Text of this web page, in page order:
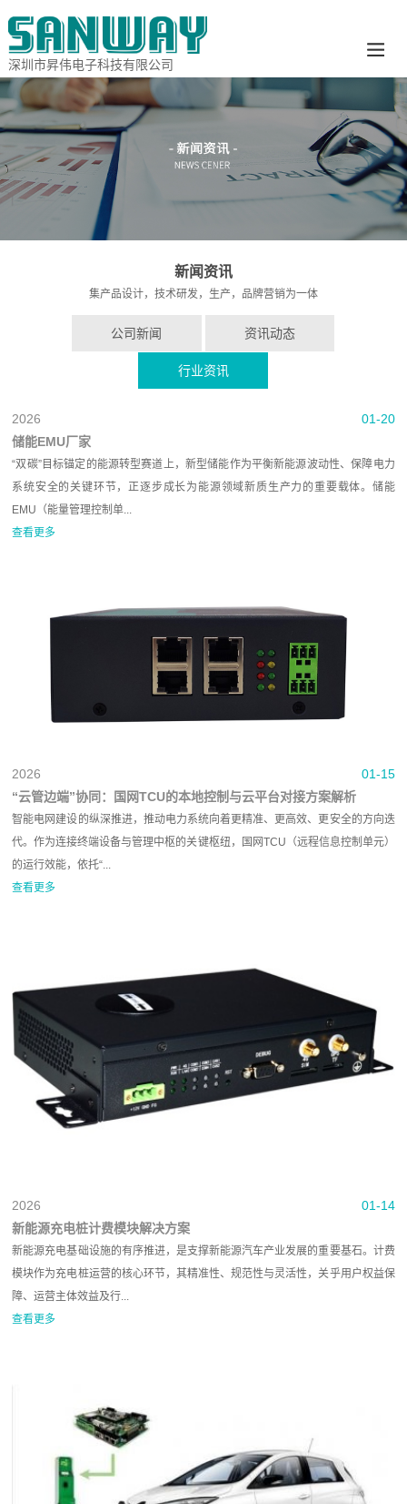
深圳市昇伟电子科技有限公司
新闻资讯
集产品设计，技术研发，生产，品牌营销为一体
公司新闻 资讯动态
行业资讯
01-20
2026
储能EMU厂家
“双碳”目标锚定的能源转型赛道上，新型储能作为平衡新能源波动性、保障电力
系统安全的关键环节，正逐步成长为能源领域新质生产力的重要载体。储能
EMU（能量管理控制单...
查看更多
01-15
2026
“云管边端”协同：国网TCU的本地控制与云平台对接方案解析
智能电网建设的纵深推进，推动电力系统向着更精准、更高效、更安全的方向迭
代。作为连接终端设备与管理中枢的关键枢纽，国网TCU（远程信息控制单元）
的运行效能，依托“...
查看更多
01-14
2026
新能源充电桩计费模块解决方案
新能源充电基础设施的有序推进，是支撑新能源汽车产业发展的重要基石。计费
模块作为充电桩运营的核心环节，其精准性、规范性与灵活性，关乎用户权益保
障、运营主体效益及行...
查看更多